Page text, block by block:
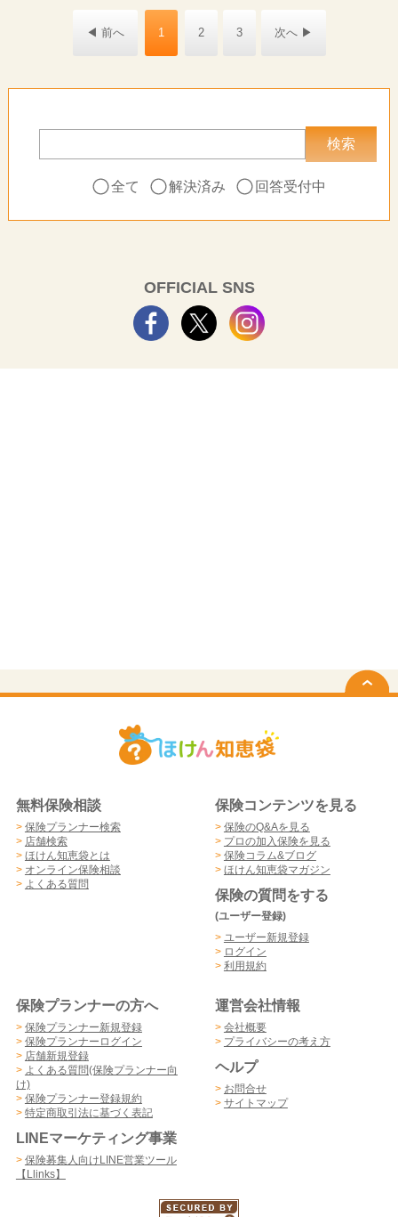
◀ 前へ 1 2 3 次へ ▶
全て 解決済み 回答受付中
OFFICIAL SNS
無料保険相談
> 保険プランナー検索
> 店舗検索
> ほけん知恵袋とは
> オンライン保険相談
> よくある質問
保険コンテンツを見る
> 保険のQ&Aを見る
> プロの加入保険を見る
> 保険コラム&ブログ
> ほけん知恵袋マガジン
保険の質問をする
(ユーザー登録)
> ユーザー新規登録
> ログイン
> 利用規約
保険プランナーの方へ
> 保険プランナー新規登録
> 保険プランナーログイン
> 店舗新規登録
> よくある質問(保険プランナー向
け)
> 保険プランナー登録規約
> 特定商取引法に基づく表記
LINEマーケティング事業
> 保険募集人向けLINE営業ツール
【Llinks】
運営会社情報
> 会社概要
> プライバシーの考え方
ヘルプ
> お問合せ
> サイトマップ